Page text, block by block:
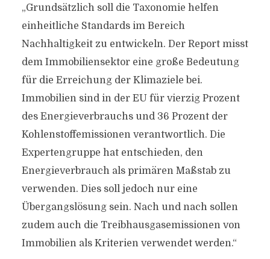
„Grundsätzlich soll die Taxonomie helfen
einheitliche Standards im Bereich
Nachhaltigkeit zu entwickeln. Der Report misst
dem Immobiliensektor eine große Bedeutung
für die Erreichung der Klimaziele bei.
Immobilien sind in der EU für vierzig Prozent
des Energieverbrauchs und 36 Prozent der
Kohlenstoffemissionen verantwortlich. Die
Expertengruppe hat entschieden, den
Energieverbrauch als primären Maßstab zu
verwenden. Dies soll jedoch nur eine
Übergangslösung sein. Nach und nach sollen
zudem auch die Treibhausgasemissionen von
Immobilien als Kriterien verwendet werden.“